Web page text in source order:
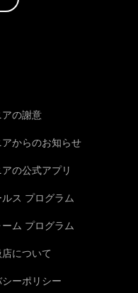
の謝意
からのお知らせ
の公式アプリ
ス プログラム
ム プログラム
について
ーポリシー